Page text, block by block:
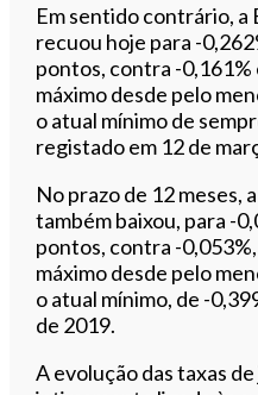
Em sentido contrário, a
recuou hoje para -
pontos, contra -0,161%
máximo desde pelo
o atual mínimo de
registado em 12 de
No prazo de 12 meses,
também baixou, para -
pontos, contra -
máximo desde pelo
o atual mínimo, de -
de 2019.
A evolução das taxas